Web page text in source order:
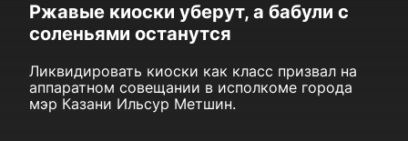
Ржавые киоски уберут, а бабули с
соленьями останутся
Ликвидировать киоски как класс призвал на
аппаратном совещании в исполкоме города
мэр Казани Ильсур Метшин.